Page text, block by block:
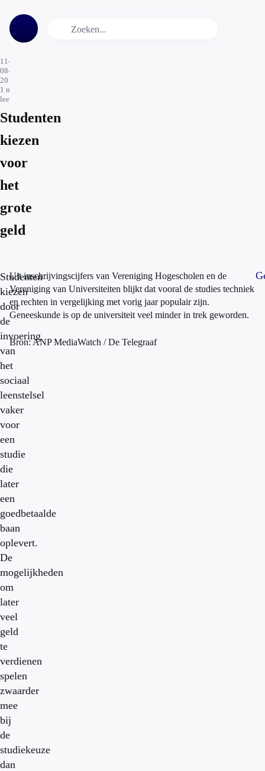
11-
08-
2015
1 min.
leestijd
Studenten
kiezen
voor
het
grote
geld
Studenten
kiezen
door
de
invoering
van
het
sociaal
leenstelsel
vaker
voor
een
studie
die
later
een
goedbetaalde
baan
oplevert.
De
mogelijkheden
om
later
veel
geld
te
verdienen
spelen
zwaarder
mee
bij
de
studiekeuze
dan
Uit inschrijvingscijfers van Vereniging Hogescholen en de
Vereniging van Universiteiten blijkt dat vooral de studies techniek
en rechten in vergelijking met vorig jaar populair zijn.
Geneeskunde is op de universiteit veel minder in trek geworden.
Bron: ANP MediaWatch / De Telegraaf